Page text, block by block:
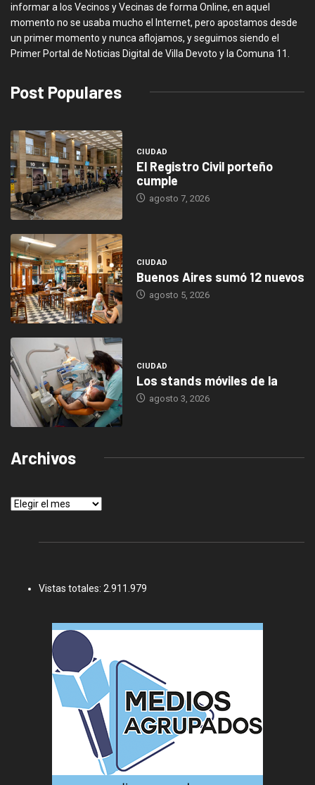
informar a los Vecinos y Vecinas de forma Online, en aquel
momento no se usaba mucho el Internet, pero apostamos desde
un primer momento y nunca aflojamos, y seguimos siendo el
Primer Portal de Noticias Digital de Villa Devoto y la Comuna 11.
Post Populares
CIUDAD
El Registro Civil porteño
cumple
agosto 7, 2026
CIUDAD
Buenos Aires sumó 12 nuevos
agosto 5, 2026
CIUDAD
Los stands móviles de la
agosto 3, 2026
Archivos
Archivos
Vistas totales: 2.911.979